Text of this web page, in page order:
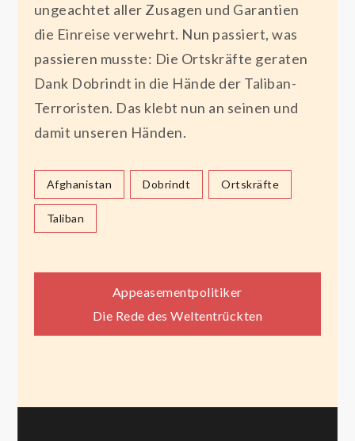
ungeachtet aller Zusagen und Garantien
die Einreise verwehrt. Nun passiert, was
passieren musste: Die Ortskräfte geraten
Dank Dobrindt in die Hände der Taliban-
Terroristen. Das klebt nun an seinen und
damit unseren Händen.
Afghanistan Dobrindt Ortskräfte
Taliban
Beitragsnavigation
Appeasementpolitiker
Die Rede des Weltentrückten